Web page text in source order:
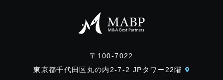
〒100-7022
東京都千代田区丸の内2-7-2 JPタワー22階